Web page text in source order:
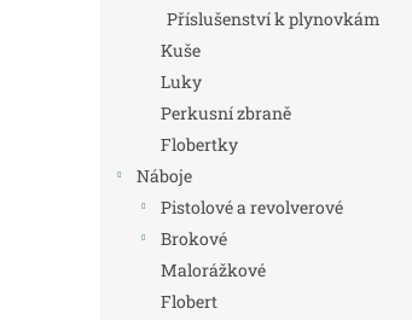
Příslušenství k plynovkám
Kuše
Luky
Perkusní zbraně
Flobertky
Náboje
Pistolové a revolverové
Brokové
Malorážkové
Flobert